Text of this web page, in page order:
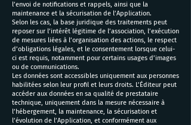
l’envoi de notifications et rappels, ainsi que la
maintenance et la sécurisation de l’Application.
Selon les cas, la base juridique des traitements peut
reposer sur l’intérêt légitime de l’association, l’exécution
de mesures liées à l’organisation des actions, le respect
d’obligations légales, et le consentement lorsque celui-
ci est requis, notamment pour certains usages d’images
ou de communications.
Les données sont accessibles uniquement aux personnes
habilitées selon leur profil et leurs droits. L’Éditeur peut
accéder aux données en sa qualité de prestataire
technique, uniquement dans la mesure nécessaire à
l’hébergement, la maintenance, la sécurisation et
l’évolution de l’Application, et conformément aux